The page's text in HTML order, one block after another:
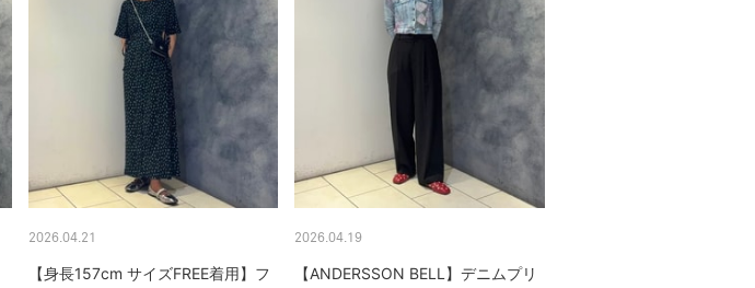
2026.04.21
【身長157cm サイズFREE着用】フ
2026.04.19
【ANDERSSON BELL】デニムプリ